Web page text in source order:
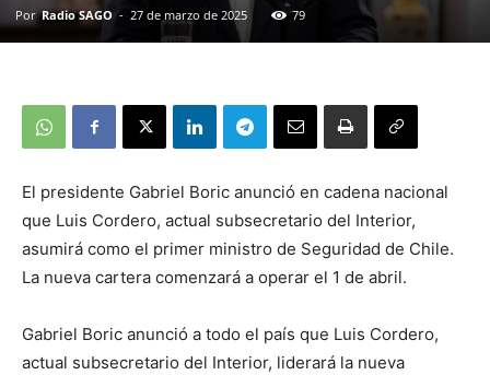
Por Radio SAGO - 27 de marzo de 2025 79
El presidente Gabriel Boric anunció en cadena nacional
que Luis Cordero, actual subsecretario del Interior,
asumirá como el primer ministro de Seguridad de Chile.
La nueva cartera comenzará a operar el 1 de abril.
Gabriel Boric anunció a todo el país que Luis Cordero,
actual subsecretario del Interior, liderará la nueva